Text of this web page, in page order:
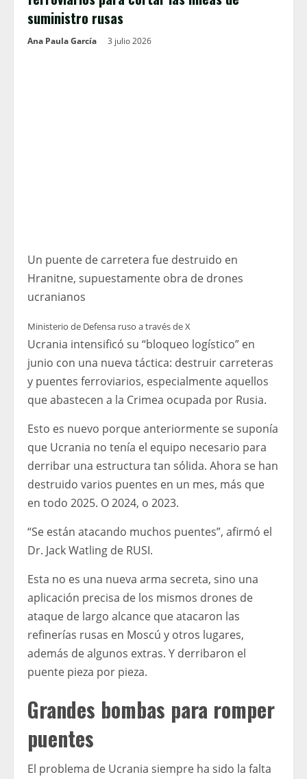
suministro rusas
Ana Paula García 3 julio 2026
Un puente de carretera fue destruido en
Hranitne, supuestamente obra de drones
ucranianos
Ministerio de Defensa ruso a través de X
Ucrania intensificó su “bloqueo logístico” en
junio con una nueva táctica: destruir carreteras
y puentes ferroviarios, especialmente aquellos
que abastecen a la Crimea ocupada por Rusia.
Esto es nuevo porque anteriormente se suponía
que Ucrania no tenía el equipo necesario para
derribar una estructura tan sólida. Ahora se han
destruido varios puentes en un mes, más que
en todo 2025. O 2024, o 2023.
“Se están atacando muchos puentes”, afirmó el
Dr. Jack Watling de RUSI.
Esta no es una nueva arma secreta, sino una
aplicación precisa de los mismos drones de
ataque de largo alcance que atacaron las
refinerías rusas en Moscú y otros lugares,
además de algunos extras. Y derribaron el
puente pieza por pieza.
Grandes bombas para romper
puentes
El problema de Ucrania siempre ha sido la falta